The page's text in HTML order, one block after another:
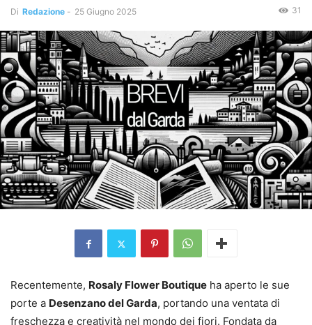
Di Redazione - 25 Giugno 2025 31
Recentemente, Rosaly Flower Boutique ha aperto le sue
porte a Desenzano del Garda, portando una ventata di
freschezza e creatività nel mondo dei fiori. Fondata da